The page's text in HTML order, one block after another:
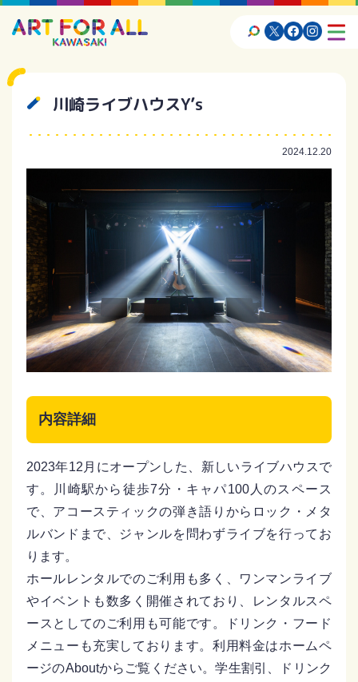
川崎ライブハウスY’s
2024.12.20
内容詳細
2023年12月にオープンした、新しいライブハウスで
す。川崎駅から徒歩7分・キャパ100人のスペース
で、アコースティックの弾き語りからロック・メタ
ルバンドまで、ジャンルを問わずライブを行ってお
ります。
ホールレンタルでのご利用も多く、ワンマンライブ
やイベントも数多く開催されており、レンタルスペ
ースとしてのご利用も可能です。ドリンク・フード
メニューも充実しております。利用料金はホームペ
ージのAboutからご覧ください。学生割引、ドリンク